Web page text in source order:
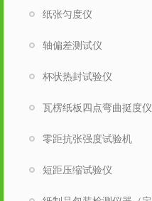
纸张匀度仪
轴偏差测试仪
杯状热封试验仪
瓦楞纸板四点弯曲挺度仪
零距抗张强度试验机
短距压缩试验仪